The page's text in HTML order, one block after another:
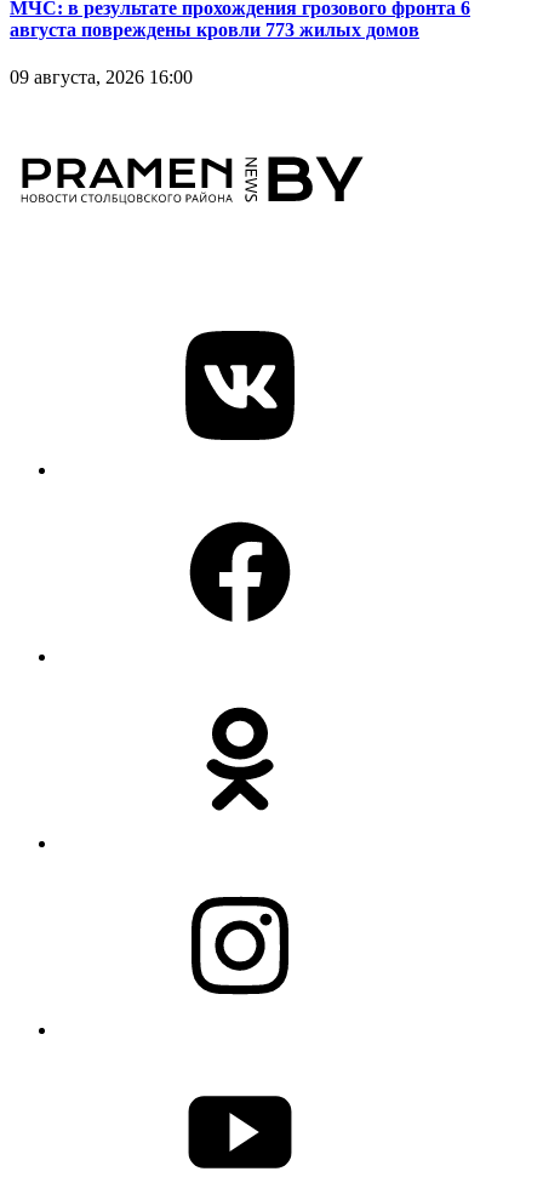
МЧС: в результате прохождения грозового фронта 6
августа повреждены кровли 773 жилых домов
09 августа, 2026 16:00